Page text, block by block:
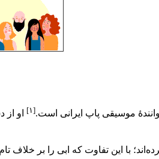
موسیقی پاپ ایرانی است.[۱]
او
با این تفاوت که ابی را بر خلاف